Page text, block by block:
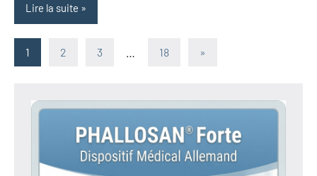
Lire la suite
Pagination
publications
1 2 3 18
Articles
»